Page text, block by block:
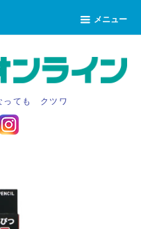
メニュー
っても クツワ